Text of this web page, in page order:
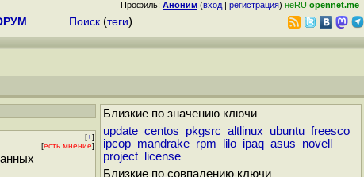
Профиль: Аноним (вход | регистрация) неRU opennet.me
Поиск (теги)
[+]
[есть мнение]
Близкие по значению ключи
update centos pkgsrc altlinux ubuntu freesco
ipcop mandrake rpm lilo ipaq asus
novell
project
license
Близкие по совпадению ключи